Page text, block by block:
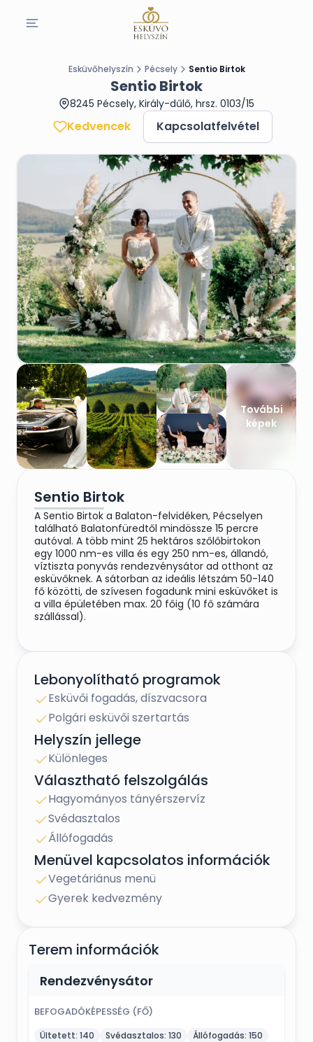
Esküvőhelyszín Pécsely Sentio Birtok
Sentio Birtok
8245 Pécsely, Király-dűlő, hrsz. 0103/15
Kedvencek Kapcsolatfelvétel
További
képek
Sentio Birtok
A Sentio Birtok a Balaton-felvidéken, Pécselyen
található Balatonfüredtől mindössze 15 percre
autóval. A több mint 25 hektáros szőlőbirtokon
egy 1000 nm-es villa és egy 250 nm-es, állandó,
víztiszta ponyvás rendezvénysátor ad otthont az
esküvőknek. A sátorban az ideális létszám 50-140
fő közötti, de szívesen fogadunk mini esküvőket is
a villa épületében max. 20 főig (10 fő számára
szállással).
Lebonyolítható programok
Esküvői fogadás, díszvacsora
Polgári esküvői szertartás
Helyszín jellege
Különleges
Választható felszolgálás
Hagyományos tányérszervíz
Svédasztalos
Állófogadás
Menüvel kapcsolatos információk
Vegetáriánus menü
Gyerek kedvezmény
Terem információk
Rendezvénysátor
BEFOGADÓKÉPESSÉG (FŐ)
Ültetett: 140 Svédasztalos: 130 Állófogadás: 150